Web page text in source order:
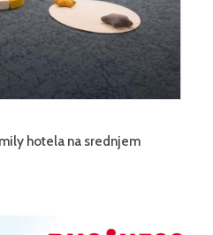
hotela na srednjem